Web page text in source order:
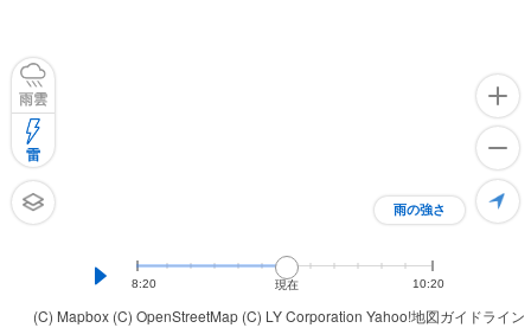
(C) Mapbox (C) OpenStreetMap (C) LY Corporation Yahoo!地図ガイドライン
雨の強さ
雨雲
雷
8:20 現在 10:20